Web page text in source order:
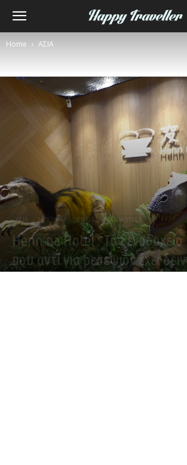
Home ΑΣΙΑ
ΑΣΙΑ ΙΑΠΩΝΙΑ ΞΕΝΟΔΟΧΕΙΑ - HOTELS
Henn na Hotel : Το ξενοδοχείο
που αντί για ρεσεψιόν έχει